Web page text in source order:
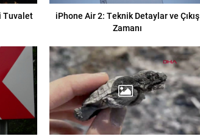
Tuvalet
iPhone Air 2: Teknik Detaylar ve Çıkış
Zamanı